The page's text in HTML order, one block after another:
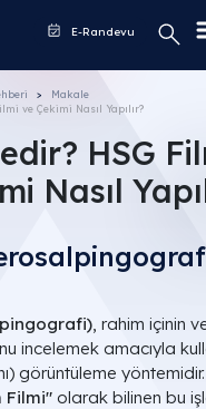
E-Randevu
Makale
ve Çekimi Nasıl Yapılır?
HSG
Nasıl
, rahim içinin
incelemek amacıyla
görüntüleme
Filmi" olarak bilinen bu